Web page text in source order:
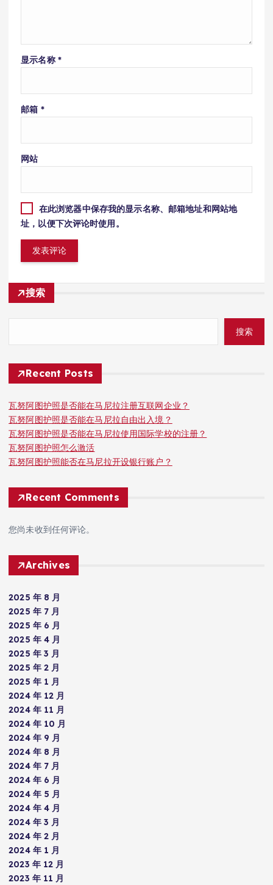
显示名称 *
邮箱 *
网站
在此浏览器中保存我的显示名称、邮箱地址和网站地
址，以便下次评论时使用。
搜索
搜索
Recent Posts
瓦努阿图护照是否能在马尼拉注册互联网企业？
瓦努阿图护照是否能在马尼拉自由出入境？
瓦努阿图护照是否能在马尼拉使用国际学校的注册？
瓦努阿图护照怎么激活
瓦努阿图护照能否在马尼拉开设银行账户？
Recent Comments
您尚未收到任何评论。
Archives
2025 年 8 月
2025 年 7 月
2025 年 6 月
2025 年 4 月
2025 年 3 月
2025 年 2 月
2025 年 1 月
2024 年 12 月
2024 年 11 月
2024 年 10 月
2024 年 9 月
2024 年 8 月
2024 年 7 月
2024 年 6 月
2024 年 5 月
2024 年 4 月
2024 年 3 月
2024 年 2 月
2024 年 1 月
2023 年 12 月
2023 年 11 月